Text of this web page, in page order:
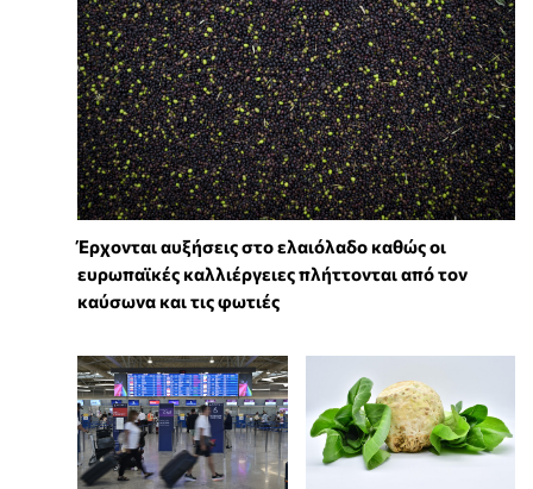
Έρχονται αυξήσεις στο ελαιόλαδο καθώς οι
ευρωπαϊκές καλλιέργειες πλήττονται από τον
καύσωνα και τις φωτιές